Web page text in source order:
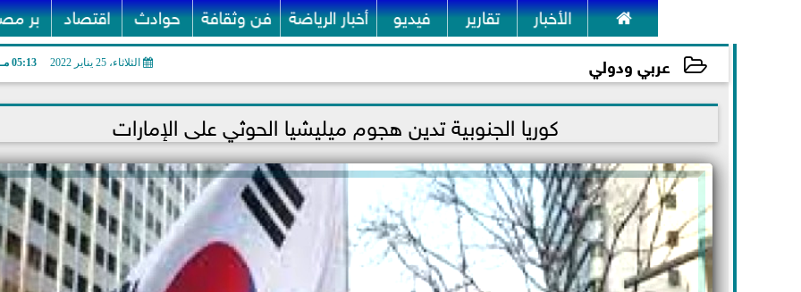
 الأخبار تقارير فيديو أخبار الرياضة فن وثقافة حوادث اقتصاد بر
عربي ودولي الثلاثاء، 25 يناير 2022 05:13 مـ
2022-01-25 17:13:33 كوريا الجنوبية تدين هجوم ميليشيا الحوثي على الإمارات